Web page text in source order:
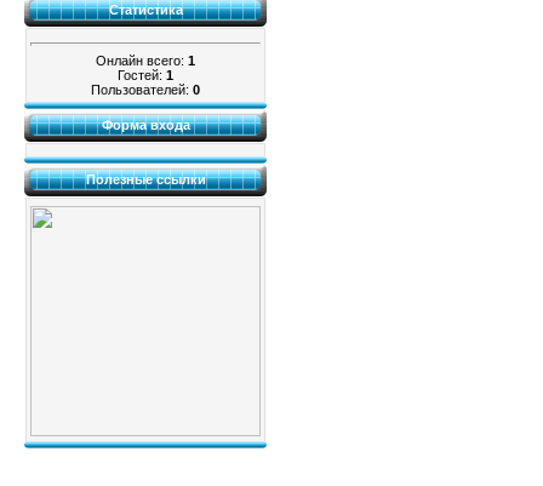
Статистика
Онлайн всего: 1
Гостей: 1
Пользователей: 0
Форма входа
Полезные ссылки